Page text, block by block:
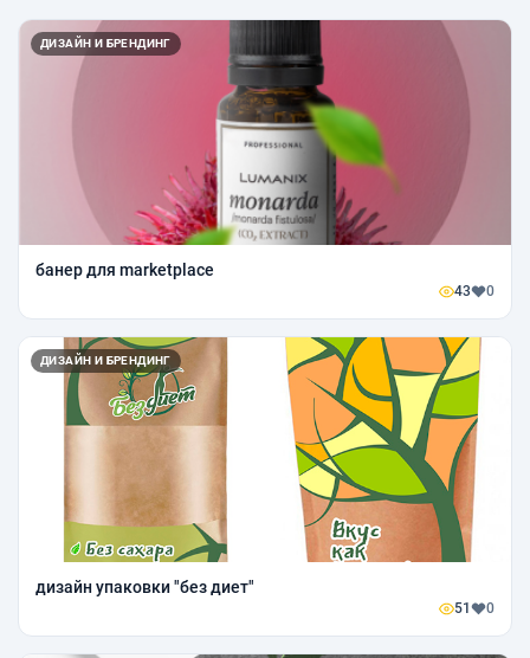
ДИЗАЙН И БРЕНДИНГ
банер для marketplace
43 0
ДИЗАЙН И БРЕНДИНГ
дизайн упаковки "без диет"
51 0